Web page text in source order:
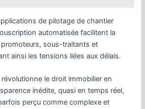
de pilotage de chantier
automatisée facilitent la
sous-traitants et
ainsi les tensions liées aux délais.
le droit immobilier en
inédite, quasi en temps réel,
perçu comme complexe et